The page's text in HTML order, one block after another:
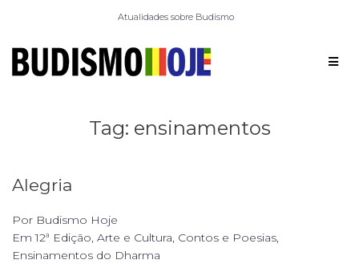
Atualidades sobre Budismo
Tag: ensinamentos
Alegria
Por Budismo Hoje
Em12ª Edição, Arte e Cultura, Contos e Poesias,
Ensinamentos do Dharma